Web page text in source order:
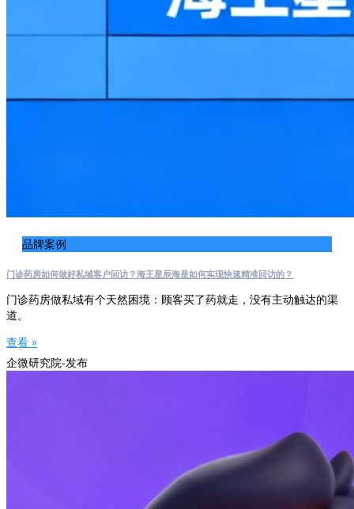
品牌案例
门诊药房如何做好私域客户回访？海王星辰海是如何实现快速精准回访的？
门诊药房做私域有个天然困境：顾客买了药就走，没有主动触达的渠
道。
查看 »
企微研究院-发布